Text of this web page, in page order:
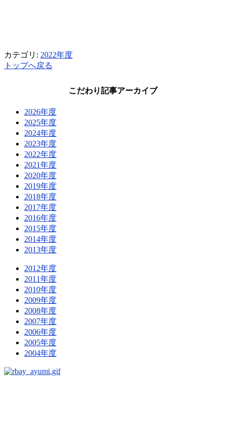
カテゴリ: 2022年度
トップへ戻る
こだわり記事アーカイブ
2026年度
2025年度
2024年度
2023年度
2022年度
2021年度
2020年度
2019年度
2018年度
2017年度
2016年度
2015年度
2014年度
2013年度
2012年度
2011年度
2010年度
2009年度
2008年度
2007年度
2006年度
2005年度
2004年度